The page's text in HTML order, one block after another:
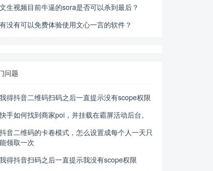
文生视频目前牛逼的sora是否可以杀到最后？
有没有可以免费体验使用文心一言的软件？
问题
我得抖音二维码扫码之后一直提示没有scope权限
快手如何找到商家poi，并挂载在霸屏活动后台。
抖音二维码的卡卷模式，怎么设置成每个人一天只
能领取一次
我得抖音扫码之后一直提示我没有scope权限